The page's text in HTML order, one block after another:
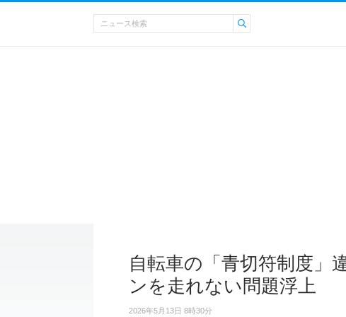
自転車の「青切符制度」
ンを走れない問題浮上
2026年5月13日 8時30分